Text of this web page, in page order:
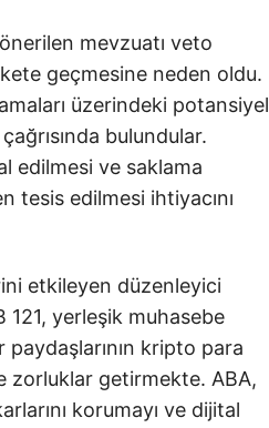
mevzuatı veto
geçmesine neden oldu.
üzerindeki potansiyel
bulundular.
edilmesi ve saklama
tesis edilmesi ihtiyacını
etkileyen düzenleyici
121, yerleşik muhasebe
kripto para
zorluklar getirmekte. ABA,
korumayı ve dijital